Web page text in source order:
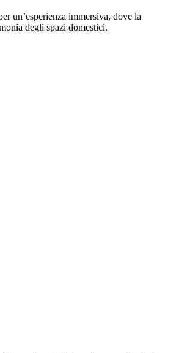
un’esperienza immersiva, dove la
degli spazi domestici.